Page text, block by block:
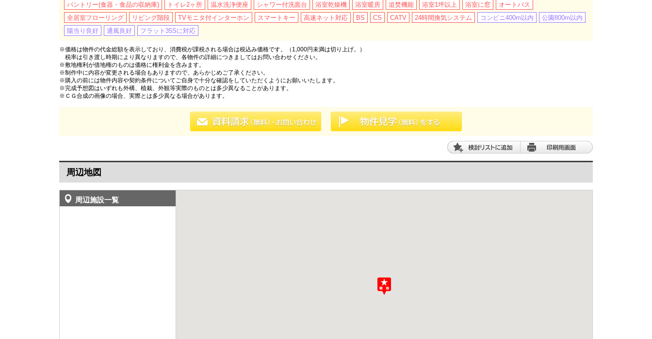
パントリー(食器・食品の収納庫)
トイレ2ヶ所 温水洗浄便座 シャワー付洗面台 浴室乾燥機 浴室暖房 追焚機能 浴室1坪以上 浴室に窓
オートバス
全居室フローリング
リビング階段 TVモニタ付インターホン スマートキー 高速ネット対応 BS CS CATV 24時間換気システム コンビニ400m以内
公園800m以内
陽当り良好
通風良好 フラット35Sに対応
※価格は物件の代金総額を表示しており、消費税が課税される場合は税込み価格です。（1,000円未満は切り上げ。）
税率は引き渡し時期により異なりますので、各物件の詳細につきましてはお問い合わせください。
※敷地権利が借地権のものは価格に権利金を含みます。
※制作中に内容が変更される場合もありますので、あらかじめご了承ください。
※購入の前には物件内容や契約条件についてご自身で十分な確認をしていただくようにお願いいたします。
※完成予想図はいずれも外構、植栽、外観等実際のものとは多少異なることがあります。
※ＣＧ合成の画像の場合、実際とは多少異なる場合があります。
周辺地図
周辺施設一覧